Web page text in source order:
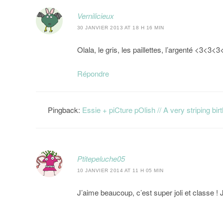
Vernilicieux
30 JANVIER 2013 AT 18 H 16 MIN
Olala, le gris, les paillettes, l’argenté
Répondre
Pingback: Essie + piCture pOlish // A very striping
Ptitepeluche05
10 JANVIER 2014 AT 11 H 05 MIN
J’aime beaucoup, c’est super joli et classe